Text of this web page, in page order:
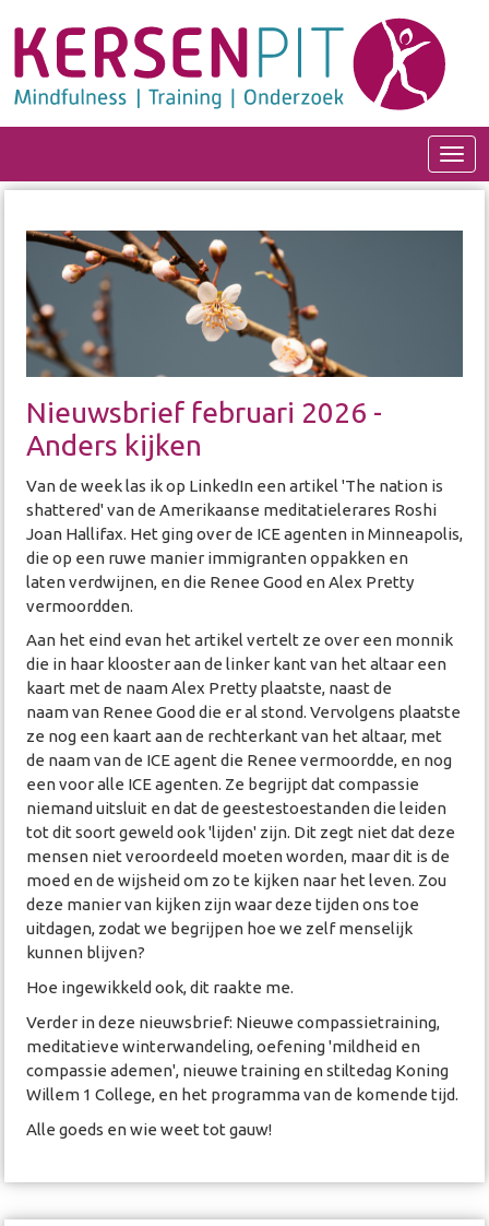
Nieuwsbrief februari 2026 -
Anders kijken
Van de week las ik op LinkedIn een artikel 'The nation is
shattered' van de Amerikaanse meditatielerares Roshi
Joan Hallifax. Het ging over de ICE agenten in Minneapolis,
die op een ruwe manier immigranten oppakken en
laten verdwijnen, en die Renee Good en Alex Pretty
vermoordden.
Aan het eind evan het artikel vertelt ze over een monnik
die in haar klooster aan de linker kant van het altaar een
kaart met de naam Alex Pretty plaatste, naast de
naam van Renee Good die er al stond. Vervolgens plaatste
ze nog een kaart aan de rechterkant van het altaar, met
de naam van de ICE agent die Renee vermoordde, en nog
een voor alle ICE agenten. Ze begrijpt dat compassie
niemand uitsluit en dat de geestestoestanden die leiden
tot dit soort geweld ook 'lijden' zijn. Dit zegt niet dat deze
mensen niet veroordeeld moeten worden, maar dit is de
moed en de wijsheid om zo te kijken naar het leven. Zou
deze manier van kijken zijn waar deze tijden ons toe
uitdagen, zodat we begrijpen hoe we zelf menselijk
kunnen blijven?
Hoe ingewikkeld ook, dit raakte me.
Verder in deze nieuwsbrief: Nieuwe compassietraining,
meditatieve winterwandeling, oefening 'mildheid en
compassie ademen', nieuwe training en stiltedag Koning
Willem 1 College, en het programma van de komende tijd.
Alle goeds en wie weet tot gauw!